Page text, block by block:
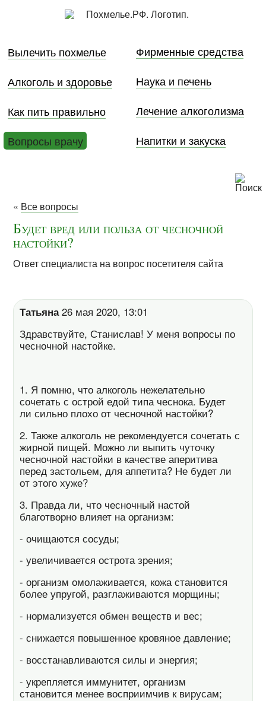
Вылечить похмелье
Фирменные средства
Алкоголь и здоровье
Наука и печень
Как пить правильно
Лечение алкоголизма
Вопросы врачу
Напитки и закуска
« Все вопросы
Будет вред или польза от чесночной
настойки?
Ответ специалиста на вопрос посетителя сайта
Татьяна26 мая 2020, 13:01
Здравствуйте, Станислав! У меня вопросы по
чесночной настойке.
1. Я помню, что алкоголь нежелательно
сочетать с острой едой типа чеснока. Будет
ли сильно плохо от чесночной настойки?
2. Также алкоголь не рекомендуется сочетать с
жирной пищей. Можно ли выпить чуточку
чесночной настойки в качестве аперитива
перед застольем, для аппетита? Не будет ли
от этого хуже?
3. Правда ли, что чесночный настой
благотворно влияет на организм:
- очищаются сосуды;
- увеличивается острота зрения;
- организм омолаживается, кожа становится
более упругой, разглаживаются морщины;
- нормализуется обмен веществ и вес;
- снижается повышенное кровяное давление;
- восстанавливаются силы и энергия;
- укрепляется иммунитет, организм
становится менее восприимчив к вирусам;